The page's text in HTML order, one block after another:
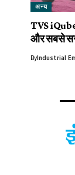
अन्य
TVS
और सबसे
ByIndustrial